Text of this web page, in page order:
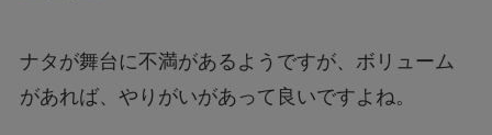
ナタが舞台に不満があるようですが、ボリューム
があれば、やりがいがあって良いですよね。